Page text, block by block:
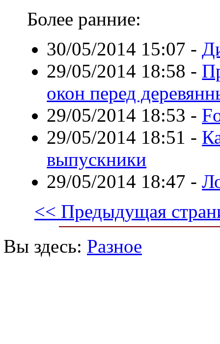
Более ранние:
30/05/2014 15:07 -
29/05/2014 18:58 -
окон перед
29/05/2014 18:53 -
29/05/2014 18:51 -
выпускники
29/05/2014 18:47 -
<< Предыдущая
Вы здесь: Разное